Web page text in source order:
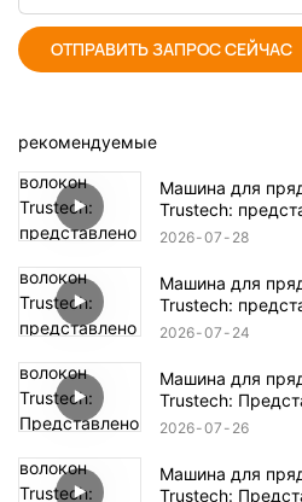
ОТПРАВИТЬ ЗАПРОС СЕЙЧАС
рекомендуемые
Машина для
Trustech:
оборудование
2026 07 28
Машина для
Trustech:
прядения TIPS
2026 07 24
Машина для
Trustech:
оборудование
2026 07 26
Машина для
Trustech: